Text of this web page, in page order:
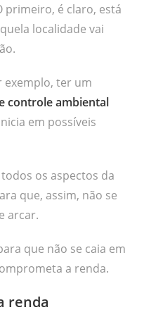
primeiro, é claro, está
localidade vai
exemplo, ter um
controle ambiental
em possíveis
os aspectos da
que, assim, não se
arcar.
que não se caia em
a renda.
renda